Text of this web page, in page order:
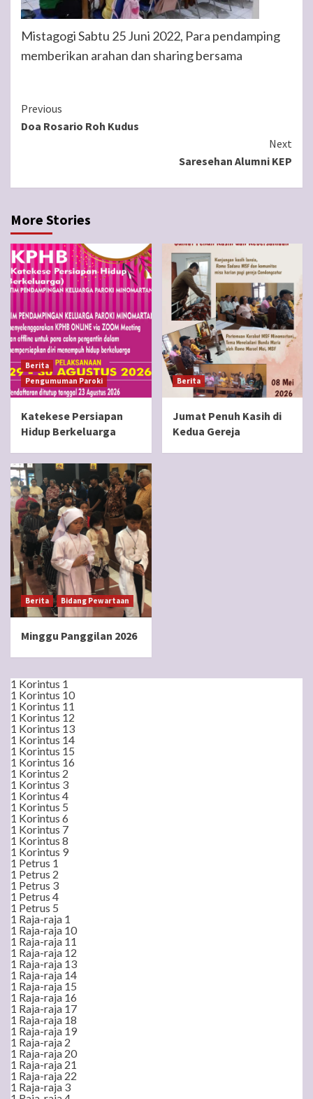
Mistagogi Sabtu 25 Juni 2022, Para pendamping
memberikan arahan dan sharing bersama
Continue
Reading
Previous
Doa Rosario Roh Kudus
Next
Saresehan Alumni KEP
More Stories
Berita
Pengumuman Paroki
Katekese Persiapan
Hidup Berkeluarga
Berita
Jumat Penuh Kasih di
Kedua Gereja
Berita Bidang Pewartaan
Minggu Panggilan 2026
1 Korintus 1
1 Korintus 10
1 Korintus 11
1 Korintus 12
1 Korintus 13
1 Korintus 14
1 Korintus 15
1 Korintus 16
1 Korintus 2
1 Korintus 3
1 Korintus 4
1 Korintus 5
1 Korintus 6
1 Korintus 7
1 Korintus 8
1 Korintus 9
1 Petrus 1
1 Petrus 2
1 Petrus 3
1 Petrus 4
1 Petrus 5
1 Raja-raja 1
1 Raja-raja 10
1 Raja-raja 11
1 Raja-raja 12
1 Raja-raja 13
1 Raja-raja 14
1 Raja-raja 15
1 Raja-raja 16
1 Raja-raja 17
1 Raja-raja 18
1 Raja-raja 19
1 Raja-raja 2
1 Raja-raja 20
1 Raja-raja 21
1 Raja-raja 22
1 Raja-raja 3